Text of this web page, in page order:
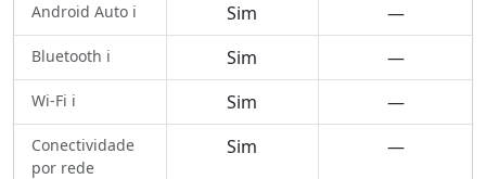
Android Auto ℹ️ Sim —
Bluetooth ℹ️ Sim —
Wi-Fi ℹ️ Sim —
Conectividade
por rede
Sim —